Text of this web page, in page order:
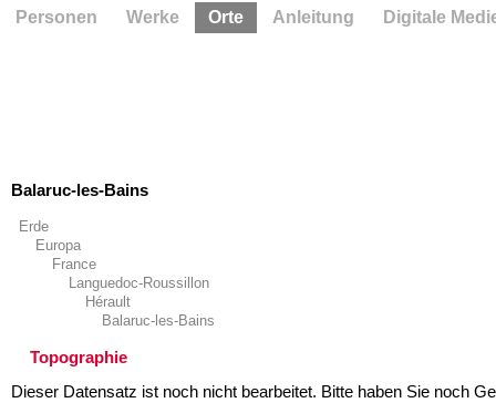
Balaruc-les-Bains
Erde
Europa
France
Languedoc-Roussillon
Hérault
Balaruc-les-Bains
Topographie
Dieser Datensatz ist noch nicht bearbeitet. Bitte haben Sie noch
Personen Werke Orte Anleitung Digitale